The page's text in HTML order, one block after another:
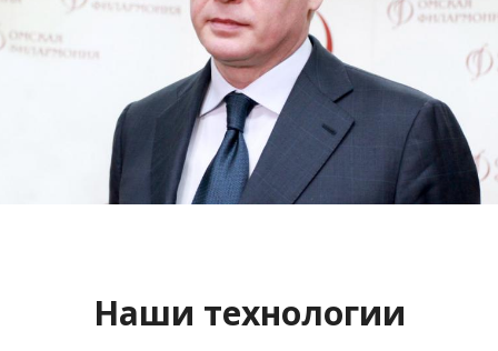
Сайт кандидата в губернаторы
Буркова Александра Леонидовича
Смотреть проект
Наши технологии